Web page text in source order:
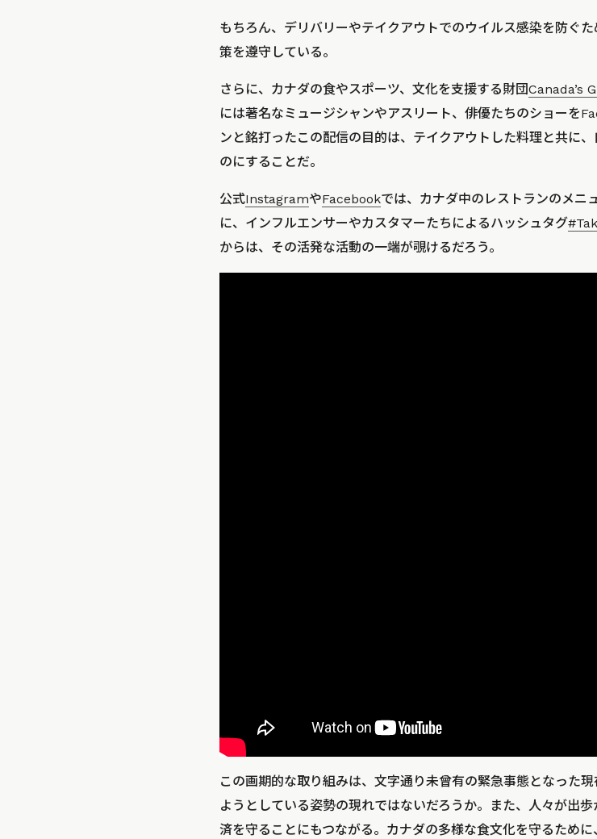
もちろん、デリバリーやテイクアウトでのウイルス感染を防ぐ
策を遵守している。
さらに、カナダの食やスポーツ、文化を支援する財団Canada’s
には著名なミュージシャンやアスリート、俳優たちのショーを
ンと銘打ったこの配信の目的は、テイクアウトした料理と共に
のにすることだ。
公式InstagramやFacebookでは、カナダ中のレストランのメニ
に、インフルエンサーやカスタマーたちによるハッシュタグ
からは、その活発な活動の一端が覗けるだろう。
この画期的な取り組みは、文字通り未曾有の緊急事態となった
ようとしている姿勢の現れではないだろうか。また、人々が出
済を守ることにもつながる。カナダの多様な食文化を守るため